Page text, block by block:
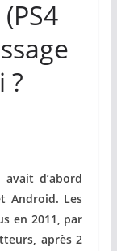
?
d’abord
Android. Les
en 2011, par
après 2